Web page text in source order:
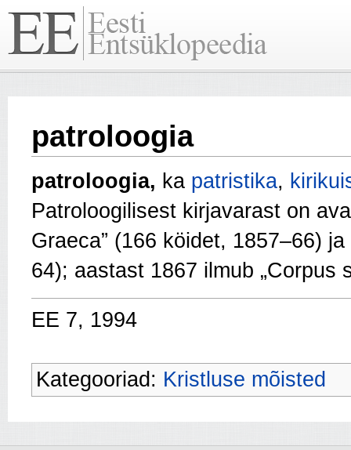
patroloogia
patroloogia, ka patristika,
Patroloogilisest kirjavarast on
Graeca” (166 köidet, 1857–66)
64); aastast 1867 ilmub „Corpus
EE 7, 1994
Kategooriad: Kristluse mõisted